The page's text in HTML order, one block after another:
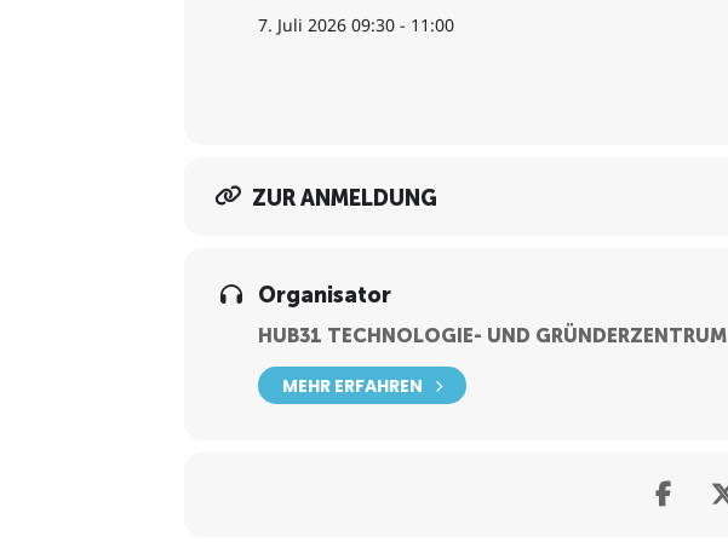
7. Juli 2026 09:30 - 11:00
ZUR ANMELDUNG
Organisator
HUB31 TECHNOLOGIE- UND GRÜNDERZENTRUM
MEHR ERFAHREN